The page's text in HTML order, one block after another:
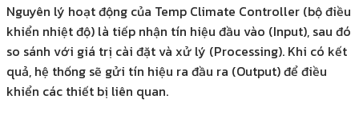
Nguyên lý hoạt động của Temp Climate Controller (bộ điều
khiển nhiệt độ) là tiếp nhận tín hiệu đầu vào (Input), sau đó
so sánh với giá trị cài đặt và xử lý (Processing). Khi có kết
quả, hệ thống sẽ gửi tín hiệu ra đầu ra (Output) để điều
khiển các thiết bị liên quan.